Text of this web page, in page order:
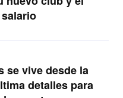
se vive desde la
detalles para